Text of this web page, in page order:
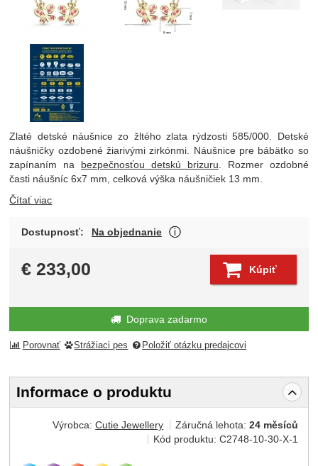
Zlaté detské náušnice zo žltého zlata rýdzosti 585/000. Detské
náušničky ozdobené žiarivými zirkónmi. Náušnice pre bábätko so
zapínaním na bezpečnosťou detskú brizuru . Rozmer ozdobné
časti náušníc 6x7 mm, celková výška náušničiek 13 mm.
Čítať viac
Dostupnosť: Na objednanie
€ 233,00 Kúpiť
Doprava zadarmo
Porovnať Strážiaci pes Položiť otázku predajcovi
Informace o produktu
Výrobca:Cutie Jewellery Záručná lehota:24 měsíců
Kód produktu:C2748-10-30-X-1